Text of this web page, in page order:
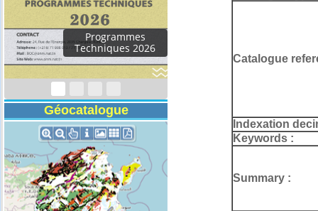
Rapport d'activités
2024
Géocatalogue
Catalogue
Indexation
Keywords :
Summary :